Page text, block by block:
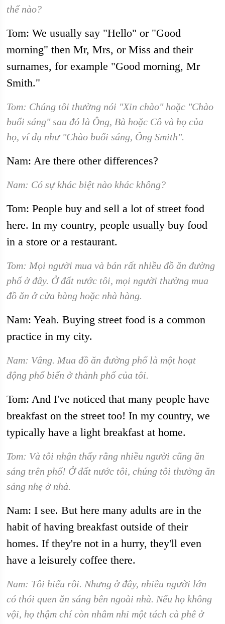
thế nào?
Tom: We usually say "Hello" or "Good
morning" then Mr, Mrs, or Miss and their
surnames, for example "Good morning, Mr
Smith."
Tom: Chúng tôi thường nói "Xin chào" hoặc "Chào
buổi sáng" sau đó là Ông, Bà hoặc Cô và họ của
họ, ví dụ như "Chào buổi sáng, Ông Smith".
Nam: Are there other differences?
Nam: Có sự khác biệt nào khác không?
Tom: People buy and sell a lot of street food
here. In my country, people usually buy food
in a store or a restaurant.
Tom: Mọi người mua và bán rất nhiều đồ ăn đường
phố ở đây. Ở đất nước tôi, mọi người thường mua
đồ ăn ở cửa hàng hoặc nhà hàng.
Nam: Yeah. Buying street food is a common
practice in my city.
Nam: Vâng. Mua đồ ăn đường phố là một hoạt
động phổ biến ở thành phố của tôi.
Tom: And I've noticed that many people have
breakfast on the street too! In my country, we
typically have a light breakfast at home.
Tom: Và tôi nhận thấy rằng nhiều người cũng ăn
sáng trên phố! Ở đất nước tôi, chúng tôi thường ăn
sáng nhẹ ở nhà.
Nam: I see. But here many adults are in the
habit of having breakfast outside of their
homes. If they're not in a hurry, they'll even
have a leisurely coffee there.
Nam: Tôi hiểu rồi. Nhưng ở đây, nhiều người lớn
có thói quen ăn sáng bên ngoài nhà. Nếu họ không
vội, họ thậm chí còn nhâm nhi một tách cà phê ở